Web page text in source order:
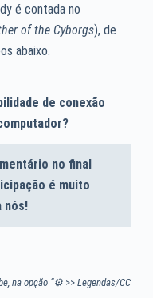
é contada no
of the Cyborgs), de
abaixo.
de conexão
no final
é muito
nós!
na opção “⚙>> Legendas/CC